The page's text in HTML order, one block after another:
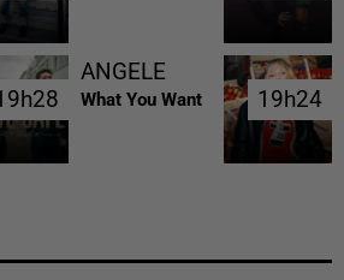
ANGELE
What You Want 19h24
19h24